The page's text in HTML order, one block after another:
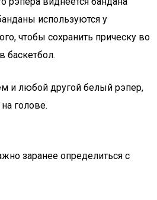
используются у
чтобы сохранить прическу во
баскетбол.
и любой другой белый рэпер,
голове.
заранее определиться с